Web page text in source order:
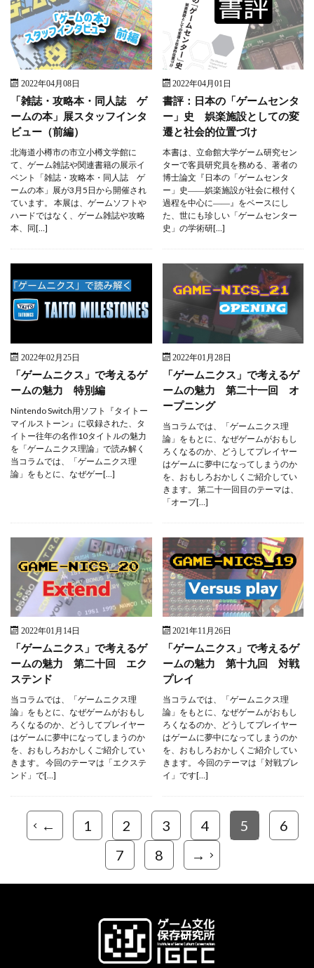
2022年04月08日
「雑誌・攻略本・同人誌 ゲ
ームの本」展スタッフインタ
ビュー（前編）
北海道小樽市の市立小樽文学館に
て、ゲーム雑誌や関連書籍の展示イ
ベント「雑誌・攻略本・同人誌 ゲ
ームの本」展が3月5日から開催され
ています。 本展は、ゲームソフトや
ハードではなく、ゲーム雑誌や攻略
本、同[…]
2022年04月01日
書評：日本の「ゲームセンタ
ー」史 娯楽施設としての変
遷と社会的位置づけ
本書は、立命館大学ゲーム研究セン
ターで客員研究員を務める、著者の
博士論文『日本の「ゲームセンタ
ー」史――娯楽施設が社会に根付く
過程を中心に――』をベースにし
た、世にも珍しい「ゲームセンター
史」の学術研[…]
2022年02月25日
「ゲームニクス」で考えるゲ
ームの魅力 特別編
Nintendo Switch用ソフト『タイトー
マイルストーン』に収録された、タ
イトー往年の名作10タイトルの魅力
を「ゲームニクス理論」で読み解く
当コラムでは、「ゲームニクス理
論」をもとに、なぜゲー[…]
2022年01月28日
「ゲームニクス」で考えるゲ
ームの魅力 第二十一回 オ
ープニング
当コラムでは、「ゲームニクス理
論」をもとに、なぜゲームがおもし
ろくなるのか、どうしてプレイヤー
はゲームに夢中になってしまうのか
を、おもしろおかしくご紹介してい
きます。 第二十一回目のテーマは、
「オープ[…]
2022年01月14日
「ゲームニクス」で考えるゲ
ームの魅力 第二十回 エク
ステンド
当コラムでは、「ゲームニクス理
論」をもとに、なぜゲームがおもし
ろくなるのか、どうしてプレイヤー
はゲームに夢中になってしまうのか
を、おもしろおかしくご紹介してい
きます。 今回のテーマは「エクステ
ンド」で[…]
2021年11月26日
「ゲームニクス」で考えるゲ
ームの魅力 第十九回 対戦
プレイ
当コラムでは、「ゲームニクス理
論」をもとに、なぜゲームがおもし
ろくなるのか、どうしてプレイヤー
はゲームに夢中になってしまうのか
を、おもしろおかしくご紹介してい
きます。 今回のテーマは「対戦プレ
イ」です[…]
← 1 2 3 4 5
6
7
8 →